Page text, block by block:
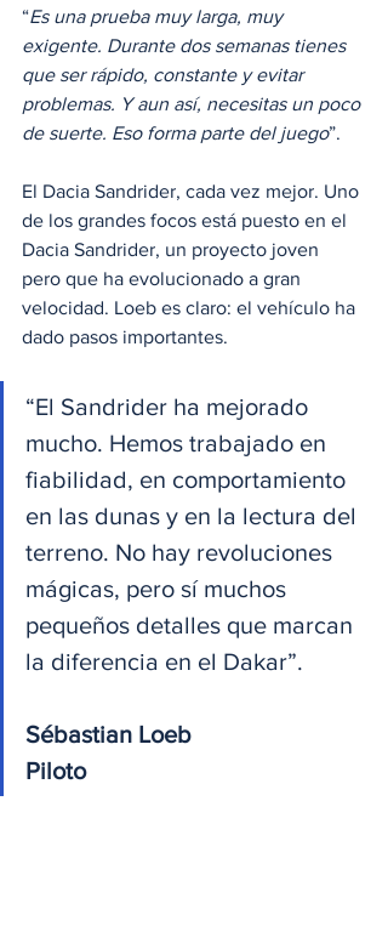
“Es una prueba muy larga, muy
exigente. Durante dos semanas tienes
que ser rápido, constante y evitar
problemas. Y aun así, necesitas un poco
de suerte. Eso forma parte del juego”.
El Dacia Sandrider, cada vez mejor. Uno
de los grandes focos está puesto en el
Dacia Sandrider, un proyecto joven
pero que ha evolucionado a gran
velocidad. Loeb es claro: el vehículo ha
dado pasos importantes.
“El Sandrider ha mejorado
mucho. Hemos trabajado en
fiabilidad, en comportamiento
en las dunas y en la lectura del
terreno. No hay revoluciones
mágicas, pero sí muchos
pequeños detalles que marcan
la diferencia en el Dakar”.
Sébastian Loeb
Piloto